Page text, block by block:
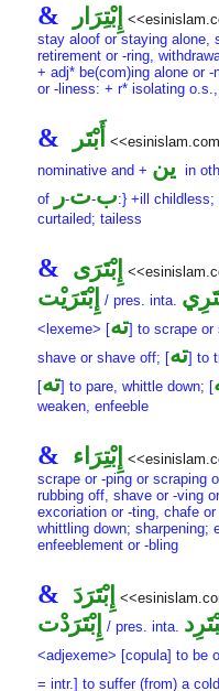
& إِبْتِرَار
stay aloof or staying alone,
retirement or -ring,
+ adj* be(com)ing alone or
or -liness: + r* isolating
& أَبْتَر
nominative and + ين in
of
ب-ت-ر
:} +ill childless;
curtailed; tailess
& إِبْتَرَى
إِبْتَرَيْت / pres. inta.
<lexeme> [ته] to scrape or
shave or shave off; [ته] to
[ته] to pare, whittle down; [
weaken, enfeeble
& إِبْتِرَاء
scrape or -ping or scraping
rubbing off, shave or -ving
excoriation or -ting, chafe
whittling down; sharpening;
enfeeblement or -bling
& إِبْتَرَدَ
إِبْتَرَدْت / pres. inta.
<adjexeme> [copula] to be
= intr.] to suffer (from) a